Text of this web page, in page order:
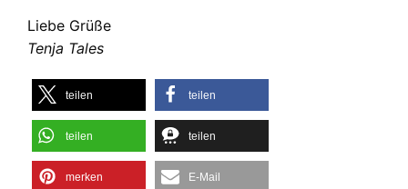
Liebe Grüße
Tenja Tales
teilen teilen
teilen teilen
merken E-Mail